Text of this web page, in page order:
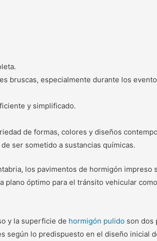
bruscas, especialmente durante los
y simplificado.
de formas, colores y diseños
ser sometido a sustancias químicas.
los pavimentos de hormigón
plano óptimo para el tránsito vehicular
y la superficie de hormigón pulido son dos
según lo predispuesto en el diseño inicial